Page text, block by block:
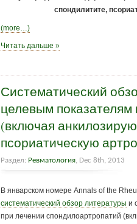
спондилитите,
(more…)
Читать дальше »
Систематический
целевым
(включая
псориатическую
Раздел: Ревматология, Dec 8th, 2013
В январском номере Annals of the
систематический обзор литературы и
при лечении спондилоартропатий